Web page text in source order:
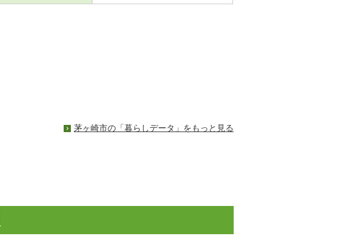
茅ヶ崎市の「暮らしデータ」をもっと見る